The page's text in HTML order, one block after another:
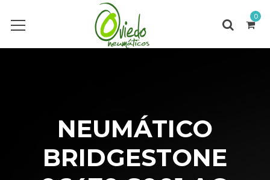
0
NEUMÁTICO
BRIDGESTONE